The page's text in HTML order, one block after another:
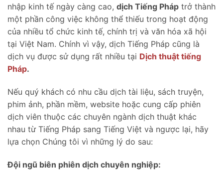
nhập kinh tế ngày càng cao, dịch Tiếng Pháp trở thành
một phần công việc không thể thiếu trong hoạt động
của nhiều tổ chức kinh tế, chính trị và văn hóa xã hội
tại Việt Nam. Chính vì vậy, dịch Tiếng Pháp cũng là
dịch vụ được sử dụng rất nhiều tại Dịch thuật tiếng
Pháp.
Nếu quý khách có nhu cầu dịch tài liệu, sách truyện,
phim ảnh, phần mềm, website hoặc cung cấp phiên
dịch viên thuộc các chuyên ngành dịch thuật khác
nhau từ Tiếng Pháp sang Tiếng Việt và ngược lại, hãy
lựa chọn Chúng tôi vì những lý do sau:
Đội ngũ biên phiên dịch chuyên nghiệp: